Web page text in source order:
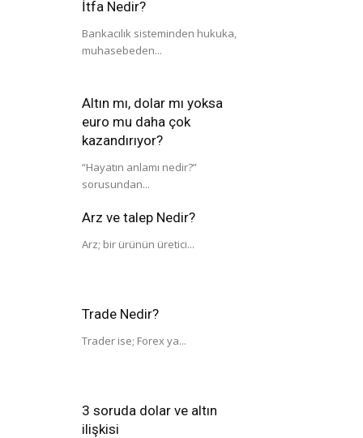
İtfa Nedir?
Bankacılık sisteminden hukuka,
muhasebeden...
Altın mı, dolar mı yoksa
euro mu daha çok
kazandırıyor?
“Hayatın anlamı nedir?”
sorusundan...
Arz ve talep Nedir?
Arz; bir ürünün üretici...
Trade Nedir?
Trader ise; Forex ya...
3 soruda dolar ve altın
ilişkisi